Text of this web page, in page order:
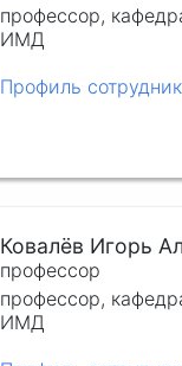
профессор,
ИМД
Профиль
Ковалёв Игорь
профессор
профессор,
ИМД